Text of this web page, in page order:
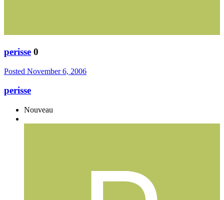
perisse 0
Posted November 6, 2006
perisse
Nouveau